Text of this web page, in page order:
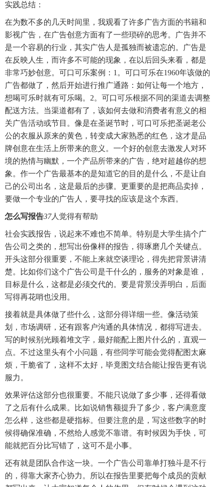
实践总结：
在为数不多的几天时间里，我观看了许多广告方面的书籍和
影视广告，在广告创意方面有了一些琐碎的思考。广告并不
是一个容易的行业，其实广告人是孤独而被遗忘的。广告是
在反映人生，而许多不可能的现象，在以后回头来看，都是
非常巧妙创意。可口可乐案例：1。可口可乐在1960年该做的
广告都做了，然后开始进行推广通路：如何让每一个地方，
想喝可乐时就有可乐喝。2。可口可乐根据不同的渠道去调整
配送方法。当渠道都有了，该如何去做和消费者有意义的相
关广告活动或节目。像是在圣诞节时，可口可乐把圣诞老公
公的衣服从原来的黄色，转变成大家熟悉的红色，这才是品
牌创意在生活上所带来的意义。一个好的创意去激发人对环
境的热情与幽默，一个产品所带来的广告，绝对超越你的想
象。作一个广告最基本的是知道它的目的是什么，不是让自
己的公司出名，这是最后的步骤。更重要的是把商品卖掉，
要做一个专业的广告人，要寻找的应该是这个东西。
怎么写报告37人觉得有帮助
社会实践报告，说起来不难也不简单。特别是大学生搞个广
告公司之类的，想写出份像样的报告，得琢磨几个关键点。
开头这部分很重要，不能上来就空谈理论，得先把背景讲清
楚。比如你们这个广告公司是干什么的，服务的对象是谁，
目标是什么，这都是必须交代的。要是背景没弄明白，后面
写得再花哨也没用。
接着就是具体做了些什么，这部分得详细一些。像活动策
划，市场调研，还有跟客户沟通的具体情况，都得写进去。
写的时候别光顾着堆文字，最好能配上图片什么的，直观一
点。不过这里头有个小问题，有些同学可能会觉得配图太麻
烦，干脆省了，这样不太好，毕竟图文结合能让报告更有说
服力。
效果评估这部分也很重要。不能只说做了多少事，还得看做
了之后有什么成果。比如说销售额提升了多少，客户满意度
怎么样，这些都是硬指标。但要注意的是，写这些数字的时
候得确保准确，不然给人感觉不靠谱。有时候因为手快，可
能就把百分比写错了，这可不是小事。
还有就是团队合作这一块。一个广告公司靠单打独斗是不行
的，得靠大家齐心协力。所以在报告里要把每个成员的贡献